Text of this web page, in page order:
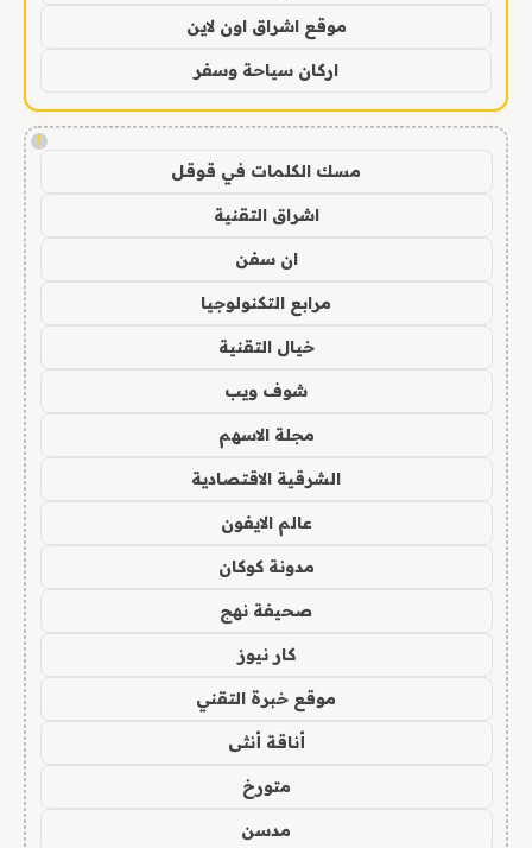
موقع اشراق اون لاين
اركان سياحة وسفر
!
مسك الكلمات في قوقل
اشراق التقنية
ان سفن
مرابع التكنولوجيا
خيال التقنية
شوف ويب
مجلة الاسهم
الشرقية الاقتصادية
عالم الايفون
مدونة كوكان
صحيفة نهج
كار نيوز
موقع خبرة التقني
أناقة أنثى
متورخ
مدسن